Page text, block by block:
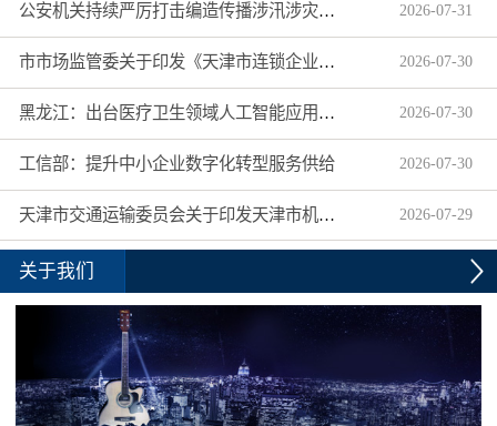
公安机关持续严厉打击编造传播涉汛涉灾网络谣言 2026-07-31
市市场监管委关于印发《天津市连锁企业食品经营许可“先证后核”信用承诺审批实施办法》的通知 2026-07-30
黑龙江：出台医疗卫生领域人工智能应用工作实施方案 2026-07-30
工信部：提升中小企业数字化转型服务供给 2026-07-30
天津市交通运输委员会关于印发天津市机动车驾驶员培训机构及教练员综合信用评价管理办法的通知 2026-07-29
关于我们